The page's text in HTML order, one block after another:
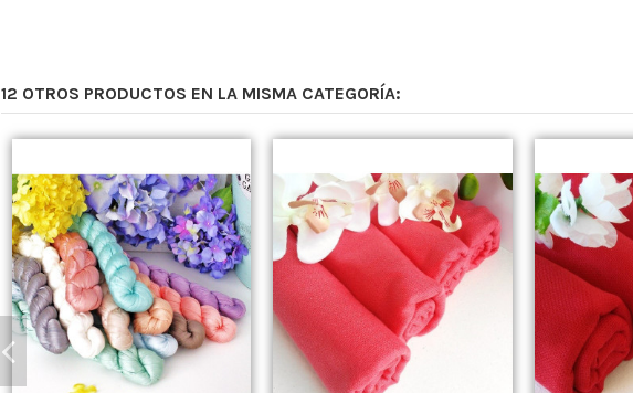
12 OTROS PRODUCTOS EN LA MISMA CATEGORÍA: